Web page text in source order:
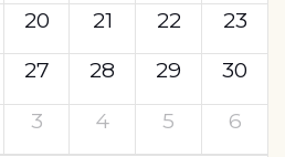
20 21 22
23
27 28 29
30
3 4 5 6